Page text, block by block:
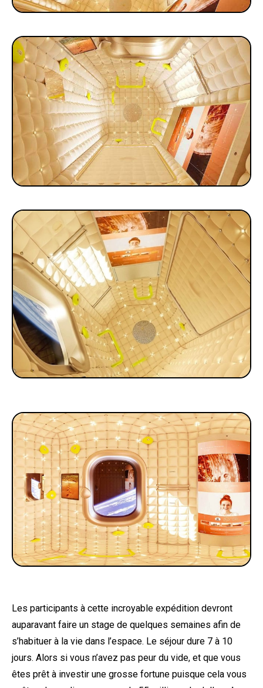
Les participants à cette incroyable expédition devront
auparavant faire un stage de quelques semaines afin de
s’habituer à la vie dans l’espace. Le séjour dure 7 à 10
jours. Alors si vous n’avez pas peur du vide, et que vous
êtes prêt à investir une grosse fortune puisque cela vous